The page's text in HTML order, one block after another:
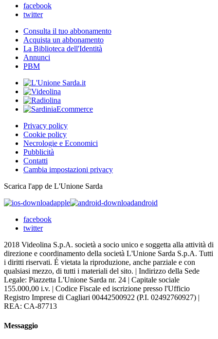
facebook
twitter
Consulta il tuo abbonamento
Acquista un abbonamento
La Biblioteca dell'Identità
Annunci
PBM
Privacy policy
Cookie policy
Necrologie e Economici
Pubblicità
Contatti
Cambia impostazioni privacy
Scarica l'app de L'Unione Sarda
apple
android
facebook
twitter
2018 Videolina S.p.A. società a socio unico e soggetta alla attività di
direzione e coordinamento della società L'Unione Sarda S.p.A. Tutti
i diritti riservati. É vietata la riproduzione, anche parziale e con
qualsiasi mezzo, di tutti i materiali del sito. | Indirizzo della Sede
Legale: Piazzetta L'Unione Sarda nr. 24 | Capitale sociale
155.000,00 i.v. | Codice Fiscale ed iscrizione presso l'Ufficio
Registro Imprese di Cagliari 00442500922 (P.I. 02492760927) |
REA: CA-87713
Messaggio